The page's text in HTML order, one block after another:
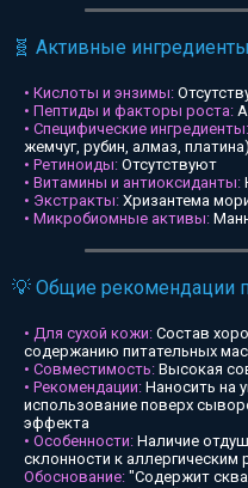
🧬 Активные ингредиенты
• Кислоты и энзимы:
• Пептиды и факторы роста:
• Специфические ингредиенты:
жемчуг, рубин, алмаз, платина)
• Ретиноиды: Отсутствуют
• Витамины и антиоксиданты:
• Экстракты: Хризантема
• Микробиомные активы:
💡 Общие рекомендации
• Для сухой кожи: Состав
содержанию питательных
• Совместимость: Высокая
• Рекомендации: Наносить на
использование поверх
эффекта
• Особенности: Наличие
склонности к аллергическим
Обоснование: "Содержит